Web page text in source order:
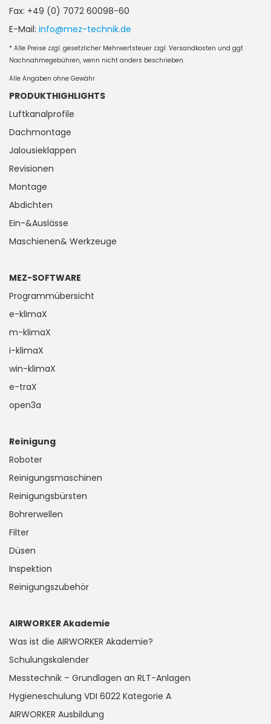
Fax: +49 (0) 7072 60098-60
E-Mail: info@mez-technik.de
* Alle Preise zzgl. gesetzlicher Mehrwertsteuer zzgl. Versandkosten und ggf.
Nachnahmegebühren, wenn nicht anders beschrieben.
Alle Angaben ohne Gewähr
PRODUKTHIGHLIGHTS
Luftkanalprofile
Dachmontage
Jalousieklappen
Revisionen
Montage
Abdichten
Ein-&Auslässe
Maschienen& Werkzeuge
MEZ-SOFTWARE
Programmübersicht
e-klimaX
m-klimaX
i-klimaX
win-klimaX
e-traX
open3a
Reinigung
Roboter
Reinigungsmaschinen
Reinigungsbürsten
Bohrerwellen
Filter
Düsen
Inspektion
Reinigungszubehör
AIRWORKER Akademie
Was ist die AIRWORKER Akademie?
Schulungskalender
Messtechnik – Grundlagen an RLT-Anlagen
Hygieneschulung VDI 6022 Kategorie A
AIRWORKER Ausbildung